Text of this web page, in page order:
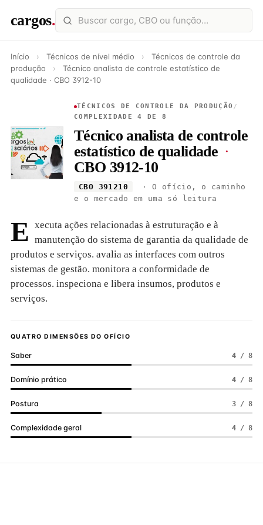
cargos.
Início › Técnicos de nível médio ›
Técnicos de controle da
produção
›
Técnico analista de controle estatístico de
qualidade · CBO 3912-10
TÉCNICOS DE CONTROLE DA PRODUÇÃO /
COMPLEXIDADE 4 DE 8
Técnico analista de controle
estatístico de qualidade ·
CBO 3912-10
CBO 391210
· O ofício, o caminho
e o mercado em uma só leitura
E xecuta ações relacionadas à estruturação e à
manutenção do sistema de garantia da qualidade de
produtos e serviços. avalia as interfaces com outros
sistemas de gestão. monitora a conformidade de
processos. inspeciona e libera insumos, produtos e
serviços.
QUATRO DIMENSÕES DO OFÍCIO
Saber 4 / 8
Domínio prático 4 / 8
Postura 3 / 8
Complexidade geral 4 / 8